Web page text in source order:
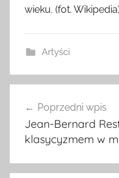
wieku. (fot.
Artyści
wpisu
Poprzedni wpis
Jean-Bernard
klasycyzmem w